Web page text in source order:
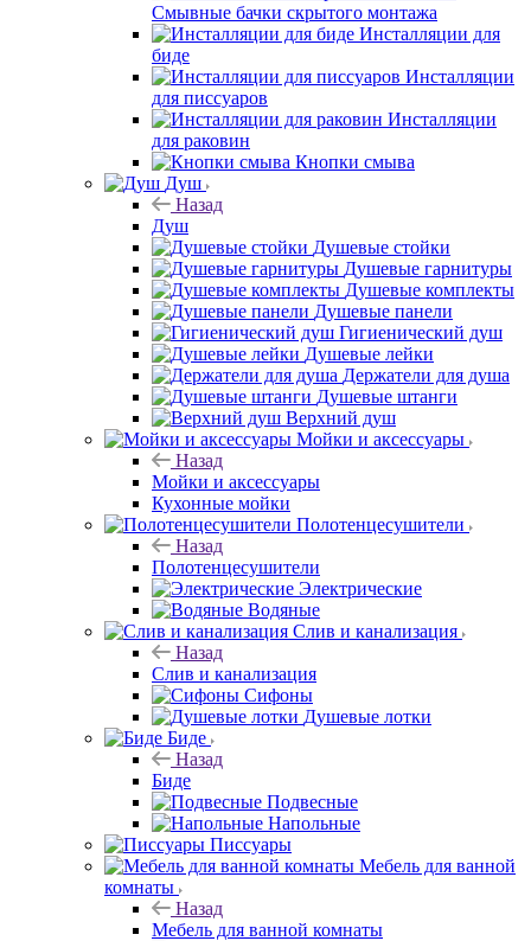
Смывные бачки скрытого монтажа
Инсталляции для
биде
Инсталляции
для писсуаров
Инсталляции
для раковин
Кнопки смыва
Душ
Назад
Душ
Душевые стойки
Душевые гарнитуры
Душевые комплекты
Душевые панели
Гигиенический душ
Душевые лейки
Держатели для душа
Душевые штанги
Верхний душ
Мойки и аксессуары
Назад
Мойки и аксессуары
Кухонные мойки
Полотенцесушители
Назад
Полотенцесушители
Электрические
Водяные
Слив и канализация
Назад
Слив и канализация
Сифоны
Душевые лотки
Биде
Назад
Биде
Подвесные
Напольные
Писсуары
Мебель для ванной
комнаты
Назад
Мебель для ванной комнаты